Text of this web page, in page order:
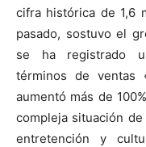
cifra histórica de 1,6
pasado, sostuvo el
se ha registrado
términos de ventas
aumentó más de
compleja situación
entretención y